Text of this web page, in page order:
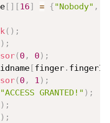
[ ] [ 16 ] = {"Nobody" ,
( ) ;
) ;
( 0, 0) ;
idname[finger. fingerID
( 0, 1 ) ;
"ACCESS GRANTED!" ) ;
) ;
) ;